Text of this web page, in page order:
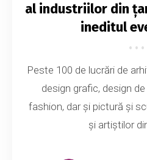
al industriilor din
ineditul
Peste 100 de lucrări de
design grafic, design
fashion, dar și pictură și
și artiștilor